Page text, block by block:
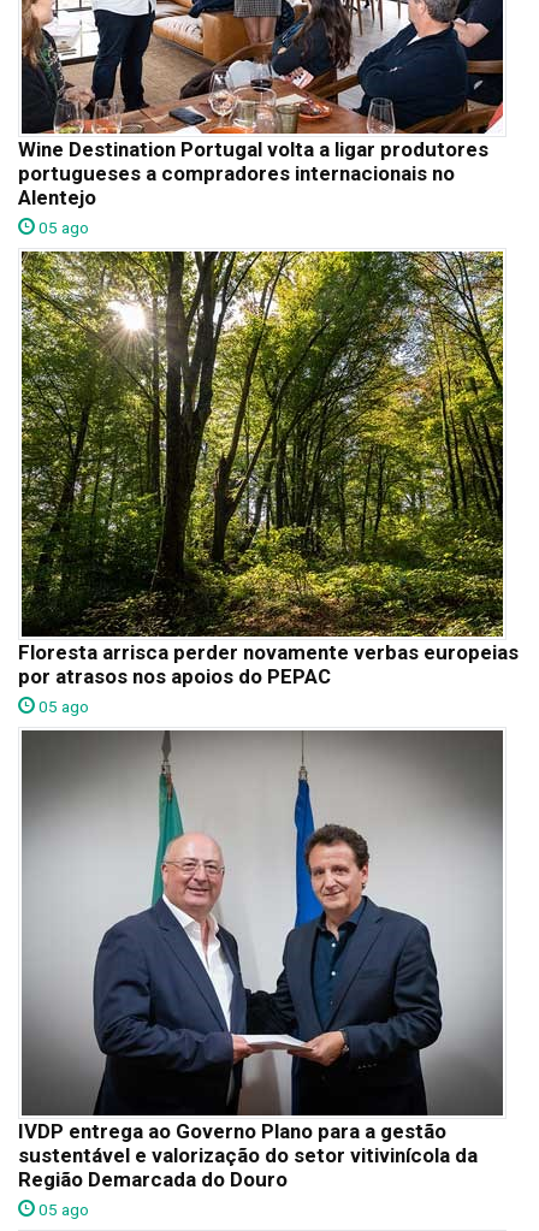
Wine Destination Portugal volta a ligar produtores
portugueses a compradores internacionais no
Alentejo
05 ago
Floresta arrisca perder novamente verbas europeias
por atrasos nos apoios do PEPAC
05 ago
IVDP entrega ao Governo Plano para a gestão
sustentável e valorização do setor vitivinícola da
Região Demarcada do Douro
05 ago